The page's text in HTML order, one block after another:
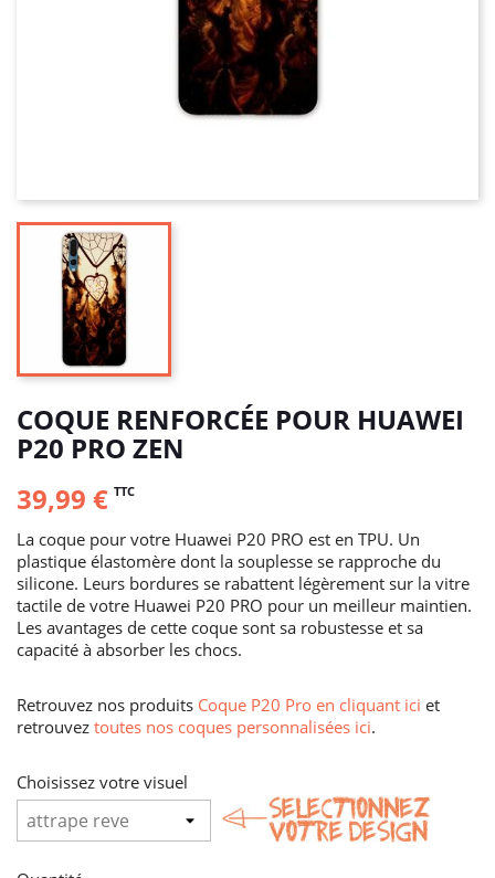
COQUE RENFORCÉE POUR HUAWEI
P20 PRO ZEN
39,99 € TTC
La coque pour votre Huawei P20 PRO est en TPU. Un
plastique élastomère dont la souplesse se rapproche du
silicone. Leurs bordures se rabattent légèrement sur la vitre
tactile de votre Huawei P20 PRO pour un meilleur maintien.
Les avantages de cette coque sont sa robustesse et sa
capacité à absorber les chocs.
Retrouvez nos produits Coque P20 Pro en cliquant ici et
retrouvez toutes nos coques personnalisées ici.
Choisissez votre visuel